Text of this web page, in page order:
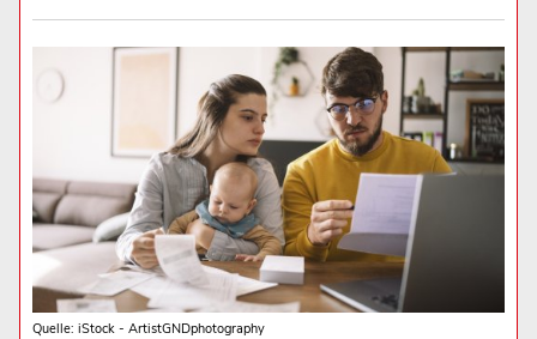
Quelle: iStock - ArtistGNDphotography